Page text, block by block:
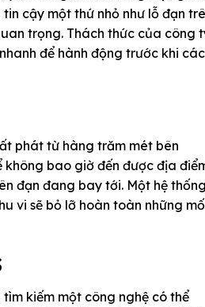
cậy một thứ nhỏ như lỗ đạn
trọng. Thách thức của công
để hành động trước khi các
phát từ hàng trăm mét bên
bao giờ đến được địa
đạn đang bay tới. Một hệ thống
vi sẽ bỏ lỡ hoàn toàn những
kiếm một công nghệ có thể